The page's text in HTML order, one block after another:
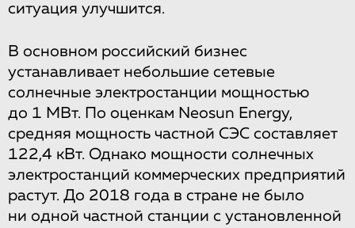
ситуация улучшится.
В основном российский бизнес
устанавливает небольшие сетевые
солнечные электростанции мощностью
до 1 МВт. По оценкам Neosun Energy,
средняя мощность частной СЭС составляет
122,4 кВт. Однако мощности солнечных
электростанций коммерческих предприятий
растут. До 2018 года в стране не было
ни одной частной станции с установленной